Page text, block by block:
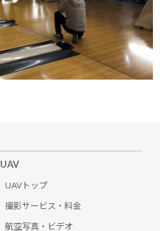
UAV
UAVトップ
撮影サービス・料金
航空写真・ビデオ